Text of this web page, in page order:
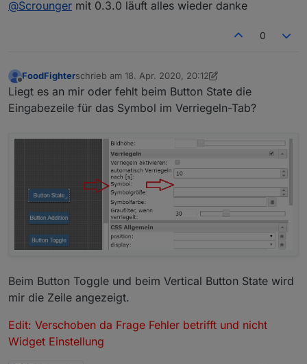
Entweder zurück gehen oder aktuellen master
@Scrounger mit 0.3.0 läuft alles wieder danke
0
Offline
FoodFighterschrieb am 18. Apr. 2020, 20:12
zuletzt editiert von Scrounger
Liegt es an mir oder fehlt beim Button State die
Eingabezeile für das Symbol im Verriegeln-Tab?
Beim Button Toggle und beim Vertical Button State wird
mir die Zeile angezeigt.
Edit: Verschoben da Frage Fehler betrifft und nicht
Widget Einstellung